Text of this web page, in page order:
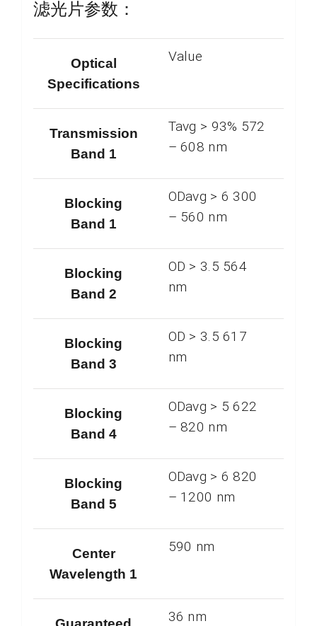
滤光片参数：
Optical
Specifications
Value
Transmission
Band 1
Tavg > 93% 572
– 608 nm
Blocking
Band 1
ODavg > 6 300
– 560 nm
Blocking
Band 2
OD > 3.5 564
nm
Blocking
Band 3
OD > 3.5 617
nm
Blocking
Band 4
ODavg > 5 622
– 820 nm
Blocking
Band 5
ODavg > 6 820
– 1200 nm
Center
Wavelength 1
590 nm
36 nm